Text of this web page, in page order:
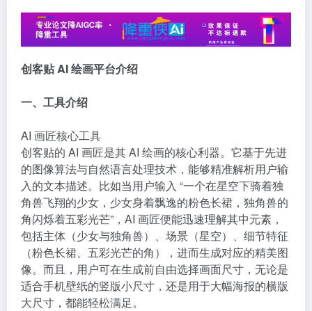
创客贴 AI 绘画平台介绍
一、工具介绍
AI 画匠核心工具
创客贴的 AI 画匠是其 AI 绘画的核心利器。它基于先进
的图像算法与自然语言处理技术，能够精准解析用户输
入的文本描述。比如当用户输入 “一个在星空下骑着独
角兽飞翔的少女，少女身着飘逸的粉色长裙，独角兽的
角闪烁着五彩光芒”，AI 画匠便能迅速理解其中元素，
包括主体（少女与独角兽）、场景（星空）、细节特征
（粉色长裙、五彩光芒的角），进而生成对应的精美图
像。而且，用户可在生成前自由选择画面尺寸，无论是
适合手机壁纸的竖版小尺寸，还是用于大幅海报的横版
大尺寸，都能轻松满足。